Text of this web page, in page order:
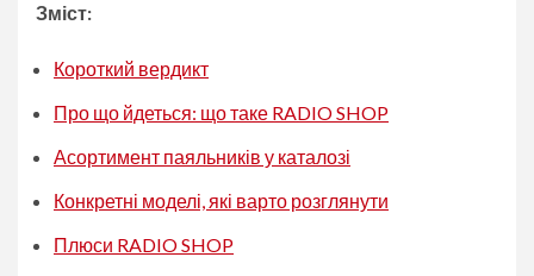
Зміст:
Короткий вердикт
Про що йдеться: що таке RADIO SHOP
Асортимент паяльників у каталозі
Конкретні моделі, які варто розглянути
Плюси RADIO SHOP